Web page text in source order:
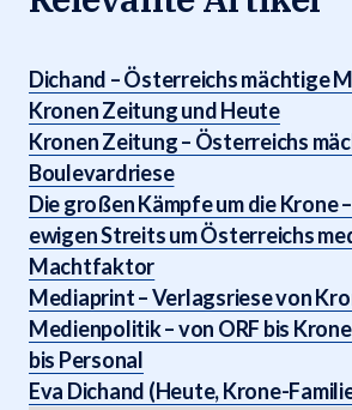
Dichand – Österreichs mächtige
Kronen Zeitung und Heute
Kronen Zeitung – Österreichs
Boulevardriese
Die großen Kämpfe um die Krone
ewigen Streits um Österreichs
Machtfaktor
Mediaprint – Verlagsriese von
Medienpolitik – von ORF bis
bis Personal
Eva Dichand (Heute, Krone-